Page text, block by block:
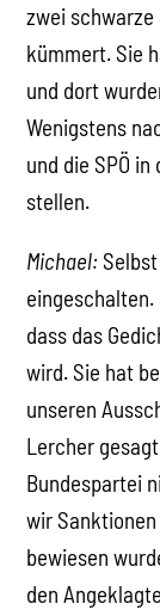
zwei
kümmert. Sie
und dort
Wenigstens
und die SPÖ
stellen.
Michael:
dass das
wird. Sie hat
unseren
Lercher
Bundespartei
wir
bewiesen
den